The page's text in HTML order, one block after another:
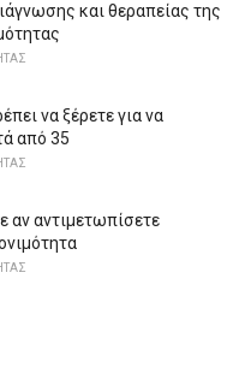
και θεραπείας της
να ξέρετε για να
από 35
αν αντιμετωπίσετε